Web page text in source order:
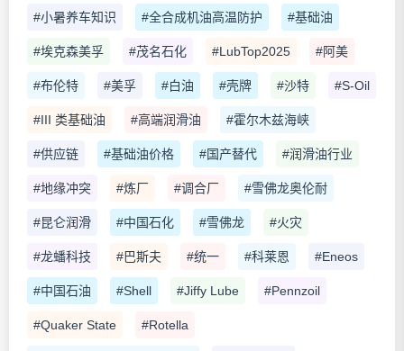
#小暑养车知识 #全合成机油高温防护 #基础油
#埃克森美孚 #茂名石化 #LubTop2025 #阿美
#布伦特 #美孚 #白油 #壳牌 #沙特 #S-Oil
#III 类基础油 #高端润滑油 #霍尔木兹海峡
#供应链 #基础油价格 #国产替代 #润滑油行业
#地缘冲突 #炼厂 #调合厂 #雪佛龙奥伦耐
#昆仑润滑 #中国石化 #雪佛龙 #火灾
#龙蟠科技 #巴斯夫 #统一 #科莱恩 #Eneos
#中国石油 #Shell #Jiffy Lube #Pennzoil
#Quaker State #Rotella